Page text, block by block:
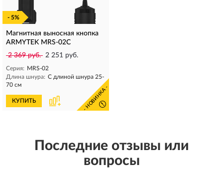
- 5%
Магнитная выносная кнопка
ARMYTEK MRS-02C
2 369 руб. 2 251 руб.
Серия: MRS-02
Длина шнура: С длиной шнура 25-
70 см
КУПИТЬ - НОВИНКА -
!
Последние отзывы или
вопросы